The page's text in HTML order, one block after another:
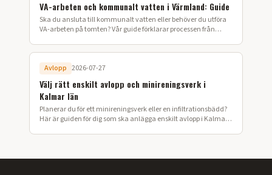
VA-arbeten och kommunalt vatten i Värmland: Guide
Ska du ansluta till kommunalt vatten eller behöver du utföra
VA-arbeten på tomten? Vår guide förklarar processen från
Avlopp 2026-07-27
Välj rätt enskilt avlopp och minireningsverk i
Kalmar län
Planerar du för ett minireningsverk eller en infiltrationsbädd?
Här är guiden för dig som ska anlägga enskilt avlopp i Kalmar